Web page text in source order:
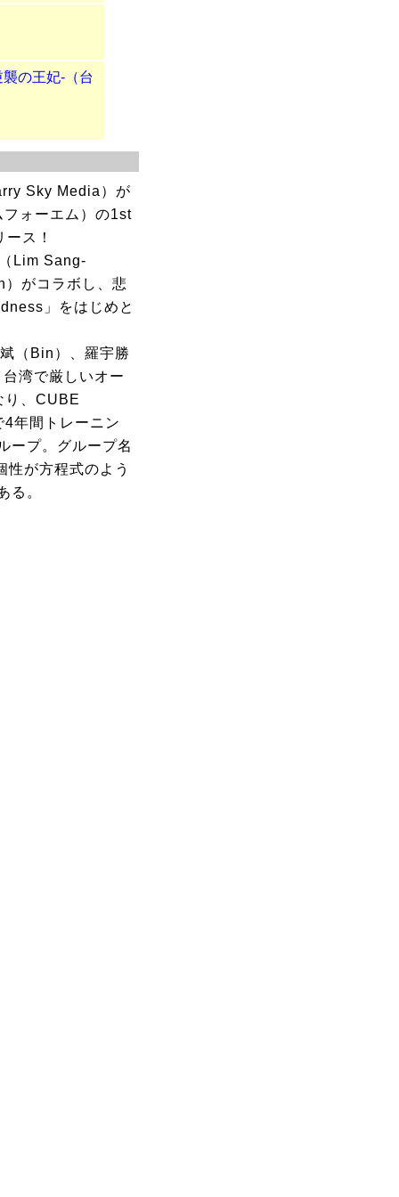
の王妃-（台
Sky Media）が
ォーエム）の1st
ス！
Lim Sang-
がコラボし、悲
」をはじめと
（Bin）、羅宇勝
湾で厳しいオー
り、CUBE
年間トレーニン
ープ。グループ名
が方程式のよう
る。